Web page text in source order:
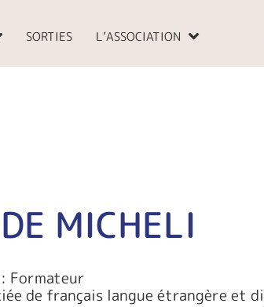
SORTIES L’ASSOCIATION
MICHELI
Formateur
de français langue étrangère et